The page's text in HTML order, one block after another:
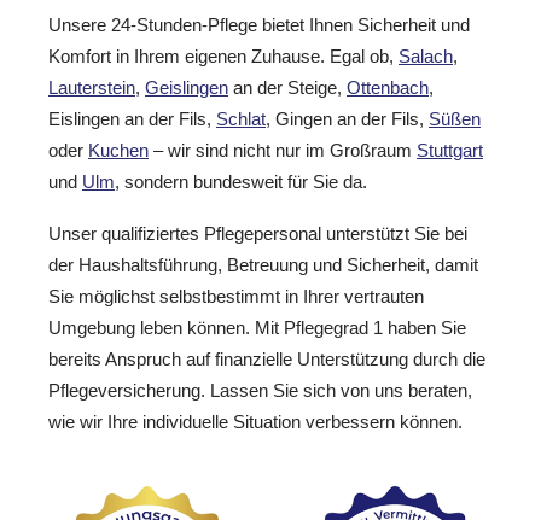
Unsere 24-Stunden-Pflege bietet Ihnen Sicherheit und
Komfort in Ihrem eigenen Zuhause. Egal ob, Salach,
Lauterstein, Geislingen an der Steige, Ottenbach,
Eislingen an der Fils, Schlat, Gingen an der Fils, Süßen
oder Kuchen – wir sind nicht nur im Großraum Stuttgart
und Ulm, sondern bundesweit für Sie da.
Unser qualifiziertes Pflegepersonal unterstützt Sie bei
der Haushaltsführung, Betreuung und Sicherheit, damit
Sie möglichst selbstbestimmt in Ihrer vertrauten
Umgebung leben können. Mit Pflegegrad 1 haben Sie
bereits Anspruch auf finanzielle Unterstützung durch die
Pflegeversicherung. Lassen Sie sich von uns beraten,
wie wir Ihre individuelle Situation verbessern können.